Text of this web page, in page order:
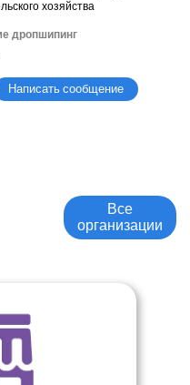
хозяйства
дропшипинг
Написать сообщение
Все
организации